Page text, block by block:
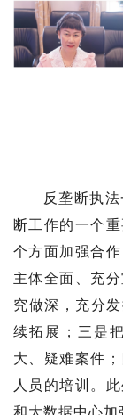
反垄断执
断工作的一个
个方面加强合
主体全面、充
究做深，充分
续拓展；三是
大、疑难案件
人员的培训。
和大数据中心加